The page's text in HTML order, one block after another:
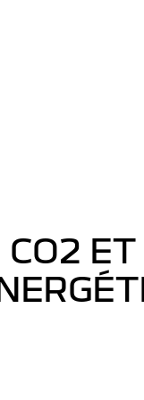
CO2 ET